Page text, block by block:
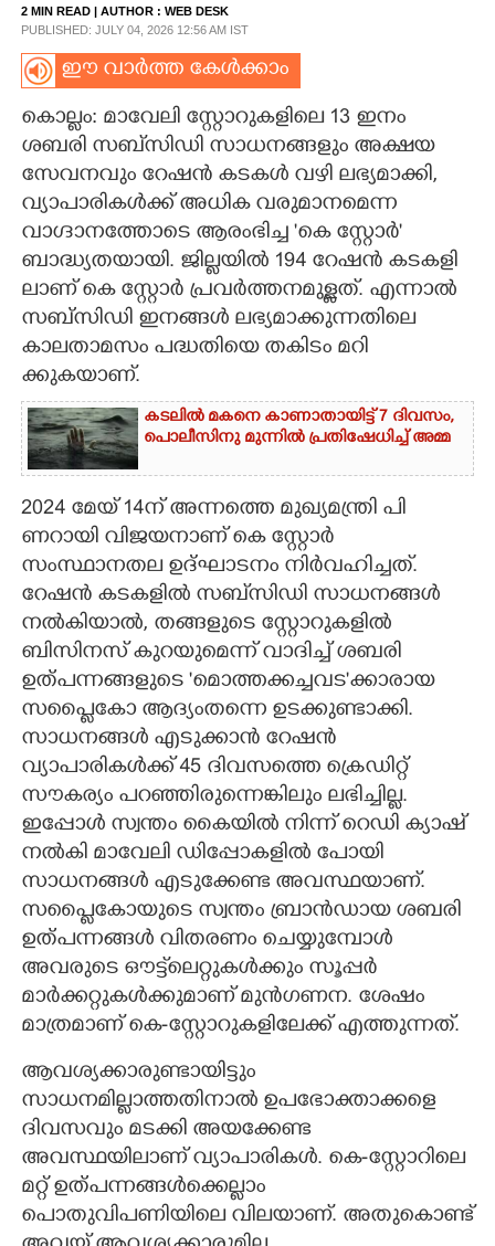
LIFESTYLE
SPIRITUAL
ART
ASTRO
CARTOONS
LITERATURE
ZOOM
CONTACT US
2 MIN READ | AUTHOR : WEB DESK
PUBLISHED: JULY 04, 2026 12:56 AM IST
ഈ വാർത്ത കേൾക്കാം
കൊല്ലം: മാവേലി സ്റ്റോറുകളിലെ 13 ഇനം
ശബരി​ സബ്‌സിഡി സാധനങ്ങളും അക്ഷയ
സേവനവും റേഷൻ കടകൾ വഴി​ ലഭ്യമാക്കി,​
വ്യാപാരി​കൾക്ക് അധി​ക വരുമാനമെന്ന
വാഗ്ദാനത്തോടെ ആരംഭി​ച്ച 'കെ സ്റ്റോർ'
ബാദ്ധ്യതയായി​. ജി​ല്ലയി​ൽ 194 റേഷൻ കടകളി​
ലാണ് കെ സ്റ്റോർ പ്രവർത്തനമുള്ളത്. എന്നാൽ
സബ്സി​ഡി​ ഇനങ്ങൾ ലഭ്യമാക്കുന്നതി​ലെ
കാലതാമസം പദ്ധതി​യെ തകി​ട‌ം മറി​
ക്കുകയാണ്.
കടലിൽ മകനെ കാണാതായിട്ട് 7 ദിവസം,
പൊലീസിനു മുന്നിൽ പ്രതിഷേധിച്ച് അമ്മ
2024 മേയ് 14ന് അന്നത്തെ മുഖ്യമന്ത്രി​ പി​
ണറായി​ വി​ജയനാണ് കെ സ്റ്റോർ
സംസ്ഥാനതല ഉദ്ഘാടനം നി​ർവഹി​ച്ചത്.
റേഷൻ കടകളിൽ സബ്‌സിഡി സാധനങ്ങൾ
നൽകിയാൽ, തങ്ങളുടെ സ്റ്റോറുകളിൽ
ബിസിനസ് കുറയുമെന്ന് വാദി​ച്ച് ശബരി​
ഉത്പന്നങ്ങളുടെ 'മൊത്തക്കച്ചവട'ക്കാരായ
സപ്ളൈകോ ആദ്യംതന്നെ ഉടക്കുണ്ടാക്കി.
സാധനങ്ങൾ എടുക്കാൻ റേഷൻ
വ്യാപാരികൾക്ക് 45 ദിവസത്തെ ക്രെഡിറ്റ്
സൗകര്യം പറഞ്ഞിരുന്നെങ്കിലും ലഭിച്ചില്ല.
ഇപ്പോൾ സ്വന്തം കൈയി​ൽ നിന്ന് റെഡി ക്യാഷ്
നൽകി മാവേലി ഡിപ്പോകളിൽ പോയി
സാധനങ്ങൾ എടുക്കേണ്ട അവസ്ഥയാണ്.
സപ്ലൈകോയുടെ സ്വന്തം ബ്രാൻഡായ ശബരി
ഉത്പന്നങ്ങൾ വിതരണം ചെയ്യുമ്പോൾ
അവരുടെ ഔട്ട്‌ലെറ്റുകൾക്കും സൂപ്പർ
മാർക്കറ്റുകൾക്കുമാണ് മുൻഗണന. ശേഷം
മാത്രമാണ് കെ-സ്റ്റോറുകളിലേക്ക് എത്തുന്നത്.
ആവശ്യക്കാരുണ്ടായിട്ടും
സാധനമില്ലാത്തതിനാൽ ഉപഭോക്താക്കളെ
ദിവസവും മടക്കി അയക്കേണ്ട
അവസ്ഥയിലാണ് വ്യാപാരികൾ. കെ-സ്റ്റോറിലെ
മറ്റ് ഉത്പന്നങ്ങൾക്കെല്ലാം
പൊതുവിപണിയിലെ വി​ലയാണ്. അതുകൊണ്ട്